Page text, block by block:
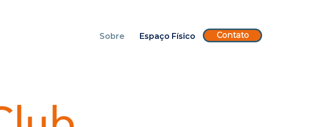
Sobre Espaço Físico Contato